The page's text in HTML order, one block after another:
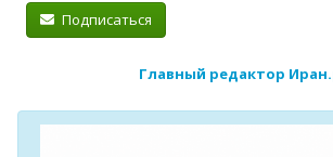
Подписаться
Главный редактор